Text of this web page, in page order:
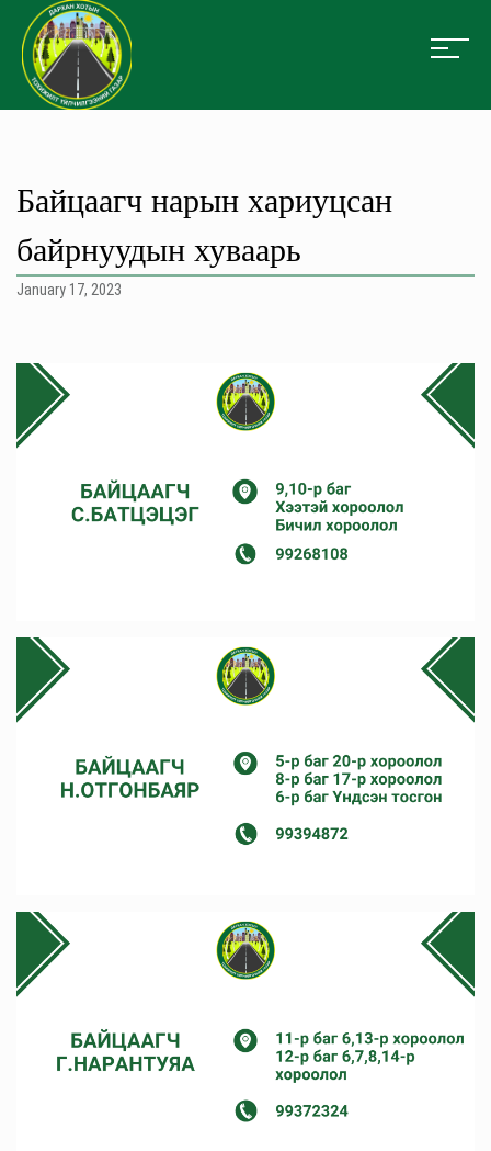
Байцаагч нарын хариуцсан
байрнуудын хуваарь
January 17, 2023